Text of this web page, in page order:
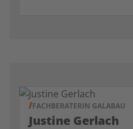
FACHBERATERIN GALABAU
Justine Gerlach